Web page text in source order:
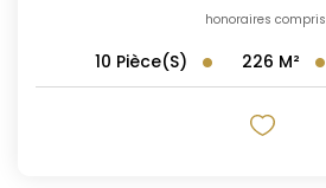
honoraires compris
10 Pièce(s) 226 M²